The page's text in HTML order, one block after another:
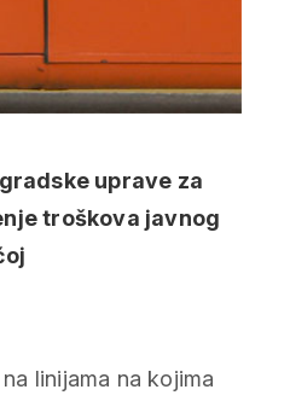
uprave za
troškova javnog
linijama na kojima